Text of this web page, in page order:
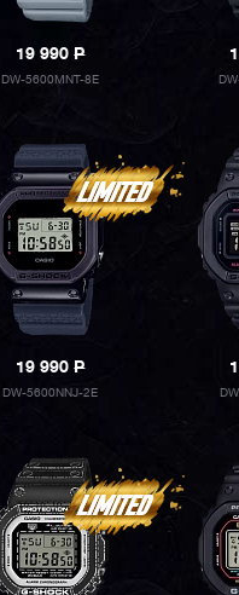
19 990P
DW-5600MNT-8E
19 990P
DW-5600NNJ-2E